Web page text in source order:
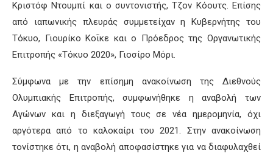
Κριστόφ Ντουμπί και ο συντονιστής, Τζον Κόουτς. Επίσης
από ιαπωνικής πλευράς συμμετείχαν η Κυβερνήτης του
Τόκυο, Γιουρίκο Κοΐκε και ο Πρόεδρος της Οργανωτικής
Επιτροπής «Τόκυο 2020», Γιοσίρο Μόρι.
Σύμφωνα με την επίσημη ανακοίνωση της Διεθνούς
Ολυμπιακής Επιτροπής, συμφωνήθηκε η αναβολή των
Αγώνων και η διεξαγωγή τους σε νέα ημερομηνία, όχι
αργότερα από το καλοκαίρι του 2021. Στην ανακοίνωση
τονίστηκε ότι, η αναβολή αποφασίστηκε για να διαφυλαχθεί